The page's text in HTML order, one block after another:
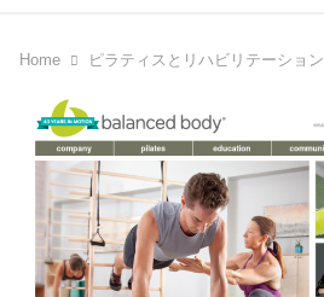
Home ピラティスとリハビリテーション